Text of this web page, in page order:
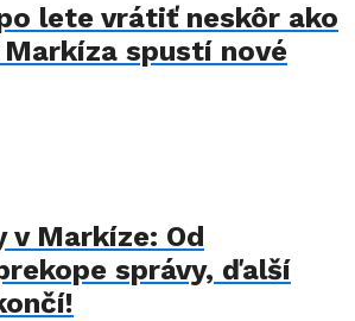
lete vrátiť neskôr ako
Markíza spustí nové
v Markíze: Od
správy, ďalší